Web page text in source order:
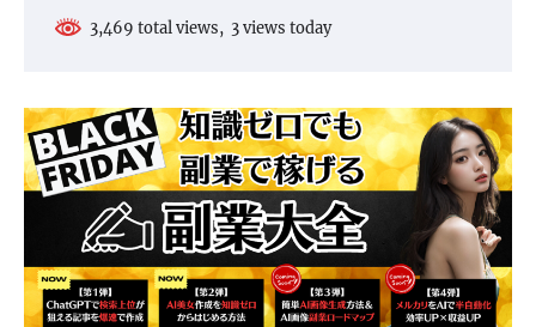
3,469 total views, 3 views today